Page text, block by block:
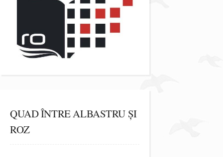
QUAD ÎNTRE ALBASTRU ȘI
ROZ